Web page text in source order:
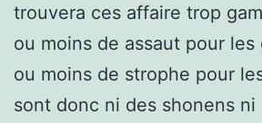
trouvera ces affaire trop
ou moins de assaut pour
ou moins de strophe pour
sont donc ni des shonens ni